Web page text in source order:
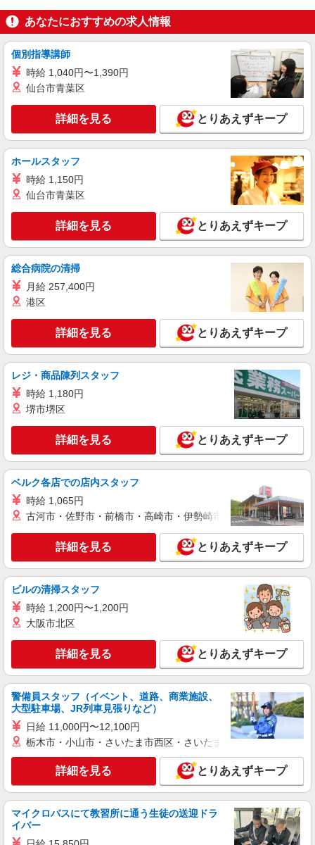
キープ
派遣社員
株式会社kotrio /●KB-H-1570960
お試し勤務OK♪姫路駅の病院で看護助手▼補助
作業のみ！面接なし
時給1550円〜2187円 ＜日払い有/週払い有/交
通費全支給(ガソリン代含む)＞
キープ 詳細を見る
株式会社kotrio /●KB-H-1682145
【東姫路駅】資格経験なしOK★日払い◎看護
時給1550円〜2187円 ＜日払い有/週払い有/交
通費全支給(ガソリン代含む)＞
キープ 詳細を見る
派遣社員
株式会社kotrio /●KB-H-2020873
東姫路駅≫タイパ重視で稼げる看護助手＊無料
時給1450円〜2187円 ＜日払い有/週払い有/交
通費全支給(ガソリン代含む)＞
姫路市 【最寄り：東姫路駅】
キープ 詳細を見る
（株）ウィルオブ・ワークCW 神戸支店/ms280101
時給1350円 ◆前払い・日払い・週払いOK
キープ 詳細を見る
株式会社kotrio /●KB-H-1855327
姫路駅▼補助メイン！きれいな病院で車いす誘
導など［看護助手］
時給1500円〜2125円 ＜日払い有/週払い有/交
通費全支給(ガソリン代含む)＞
姫路市内 最寄り駅：姫路
キープ 詳細を見る
派遣社員
株式会社kotrio /●KB-H-1879478
＜亀山駅＞綺麗な病院の看護助手
あなたにおすすめの求人情報
個別指導講師
時給 1,040円〜1,390円
仙台市青葉区
詳細を見る とりあえずキープ
ホールスタッフ
時給 1,150円
仙台市青葉区
詳細を見る とりあえずキープ
総合病院の清掃
月給 257,400円
港区
詳細を見る とりあえずキープ
レジ・商品陳列スタッフ
時給 1,180円
堺市堺区
詳細を見る とりあえずキープ
ベルク各店での店内スタッフ
時給 1,065円
古河市・佐野市・前橋市・高崎市・伊勢崎市・太田市・館林市
詳細を見る とりあえずキープ
ビルの清掃スタッフ
時給 1,200円〜1,200円
大阪市北区
詳細を見る とりあえずキープ
警備員スタッフ（イベント、道路、商業施設、
大型駐車場、JR列車見張りなど）
日給 11,000円〜12,100円
栃木市・小山市・さいたま市西区・さいたま市岩槻区・久喜市・
詳細を見る とりあえずキープ
マイクロバスにて教習所に通う生徒の送迎ドラ
イバー